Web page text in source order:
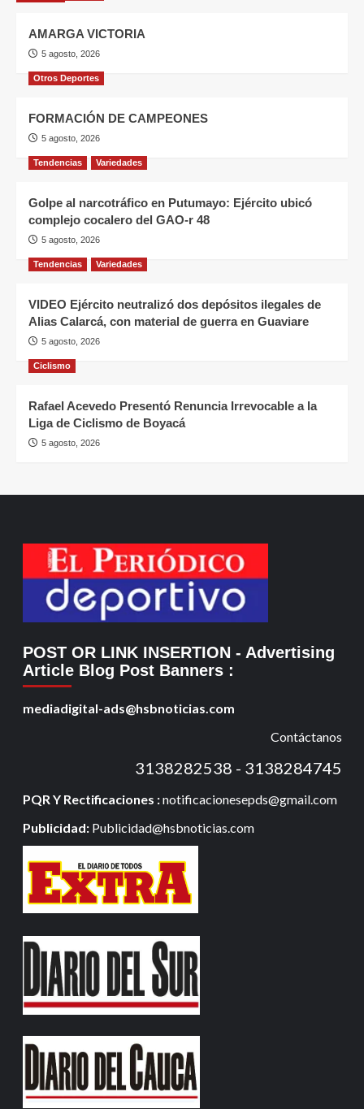
AMARGA VICTORIA
5 agosto, 2026
Otros Deportes
FORMACIÓN DE CAMPEONES
5 agosto, 2026
Tendencias Variedades
Golpe al narcotráfico en Putumayo: Ejército ubicó
complejo cocalero del GAO-r 48
5 agosto, 2026
Tendencias Variedades
VIDEO Ejército neutralizó dos depósitos ilegales de
Alias Calarcá, con material de guerra en Guaviare
5 agosto, 2026
Ciclismo
Rafael Acevedo Presentó Renuncia Irrevocable a la
Liga de Ciclismo de Boyacá
5 agosto, 2026
POST OR LINK INSERTION - Advertising
Article Blog Post Banners :
mediadigital-ads@hsbnoticias.com
Contáctanos
3138282538 - 3138284745
PQR Y Rectificaciones :notificacionesepds@gmail.com
Publicidad: Publicidad@hsbnoticias.com